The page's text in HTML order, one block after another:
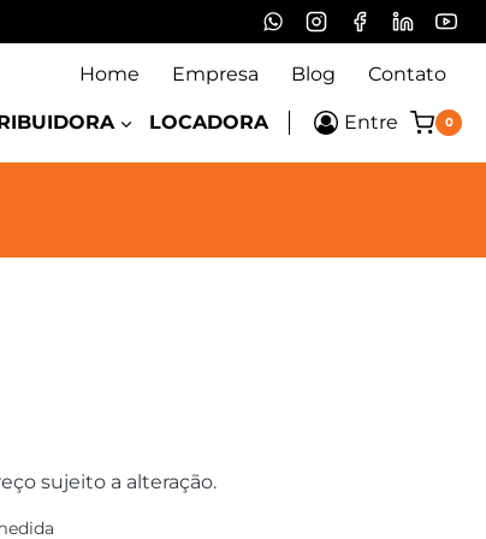
Home Empresa Blog Contato
LOCADORA Entre 0
sujeito a alteração.